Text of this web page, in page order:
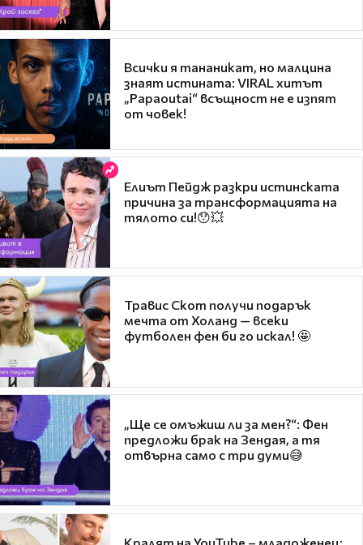
Всички я тананикат, но малцина
знаят истината: VIRAL хитът
„Papaoutai“ всъщност не е изпят
от човек!
Елиът Пейдж разкри истинската
причина за трансформацията на
тялото си!😯💥
Травис Скот получи подарък
мечта от Холанд — всеки
футболен фен би го искал! 🤩
„Ще се омъжиш ли за мен?“: Фен
предложи брак на Зендая, а тя
отвърна само с три думи😅